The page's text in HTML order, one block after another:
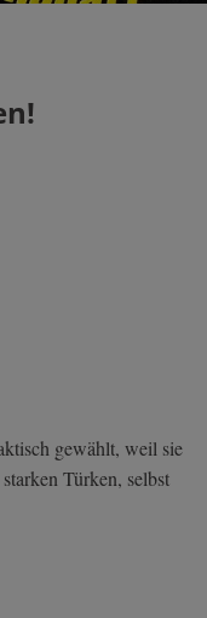
gewählt, weil sie
Türken, selbst